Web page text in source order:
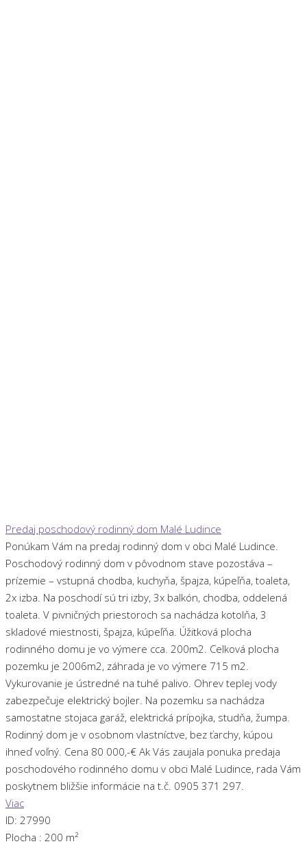
Predaj poschodový rodinný dom Malé Ludince
Ponúkam Vám na predaj rodinný dom v obci Malé Ludince.
Poschodový rodinný dom v pôvodnom stave pozostáva –
prízemie – vstupná chodba, kuchyňa, špajza, kúpeľňa, toaleta,
2x izba. Na poschodí sú tri izby, 3x balkón, chodba, oddelená
toaleta. V pivničných priestoroch sa nachádza kotolňa, 3
skladové miestnosti, špajza, kúpeľňa. Úžitková plocha
rodinného domu je vo výmere cca. 200m2. Celková plocha
pozemku je 2006m2, záhrada je vo výmere 715 m2.
Vykurovanie je ústredné na tuhé palivo. Ohrev teplej vody
zabezpečuje elektrický bojler. Na pozemku sa nachádza
samostatne stojaca garáž, elektrická prípojka, studňa, žumpa.
Rodinný dom je v osobnom vlastníctve, bez ťarchy, kúpou
ihneď voľný. Cena 80 000,-€ Ak Vás zaujala ponuka predaja
poschodového rodinného domu v obci Malé Ludince, rada Vám
poskytnem bližšie informácie na t.č. 0905 371 297.
Viac
ID: 27990
Plocha : 200 m²